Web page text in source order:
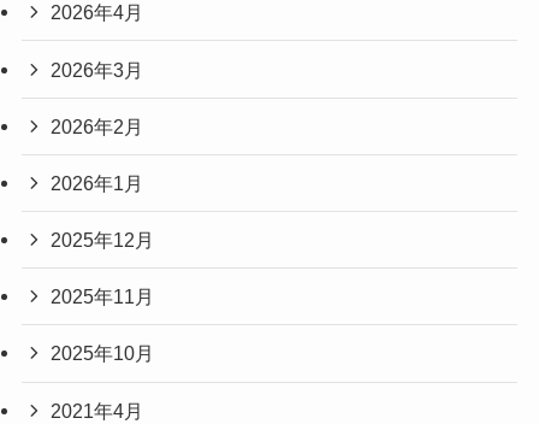
2026年4月
2026年3月
2026年2月
2026年1月
2025年12月
2025年11月
2025年10月
2021年4月